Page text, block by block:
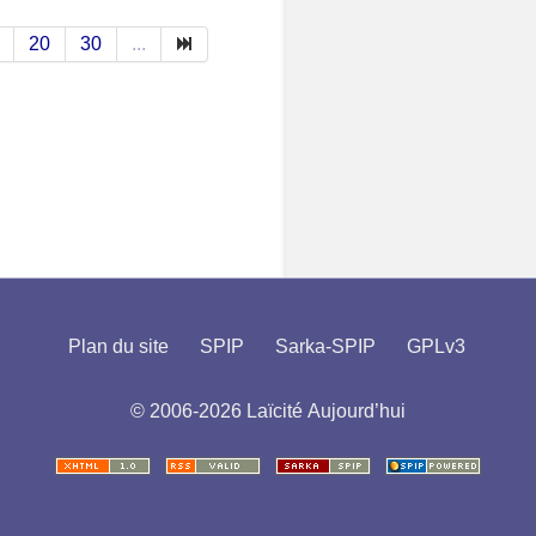
20 30 ...
Plan du site SPIP Sarka-SPIP GPLv3
© 2006-2026 Laïcité Aujourd’hui